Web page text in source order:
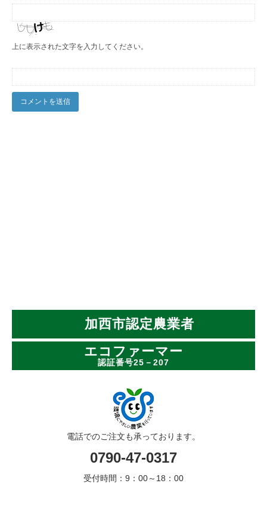
上に表示された文字を入力してください。
加西市認定農業者
エコファーマー
認証番号25－207
電話でのご注文も承っております。
0790-47-0317
受付時間：9：00～18：00